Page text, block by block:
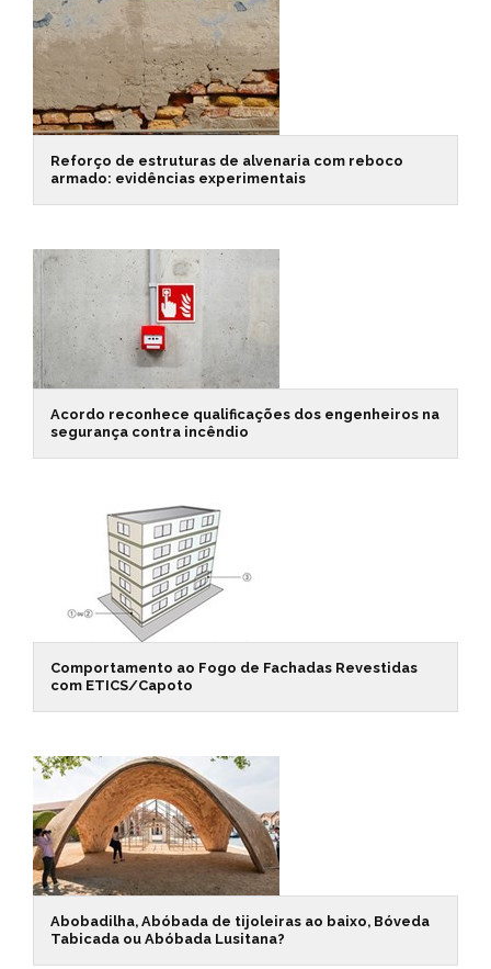
Reforço de estruturas de alvenaria com reboco
armado: evidências experimentais
Acordo reconhece qualificações dos engenheiros na
segurança contra incêndio
Comportamento ao Fogo de Fachadas Revestidas
com ETICS/Capoto
Abobadilha, Abóbada de tijoleiras ao baixo, Bóveda
Tabicada ou Abóbada Lusitana?